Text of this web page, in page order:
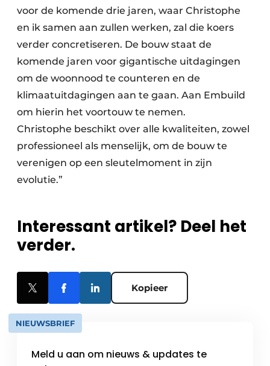
voor de komende drie jaren, waar Christophe
en ik samen aan zullen werken, zal die koers
verder concretiseren. De bouw staat de
komende jaren voor gigantische uitdagingen
om de woonnood te counteren en de
klimaatuitdagingen aan te gaan. Aan Embuild
om hierin het voortouw te nemen.
Christophe beschikt over alle kwaliteiten, zowel
professioneel als menselijk, om de bouw te
verenigen op een sleutelmoment in zijn
evolutie.”
Interessant artikel? Deel het
verder.
Kopieer
NIEUWSBRIEF
Meld u aan om nieuws & updates te